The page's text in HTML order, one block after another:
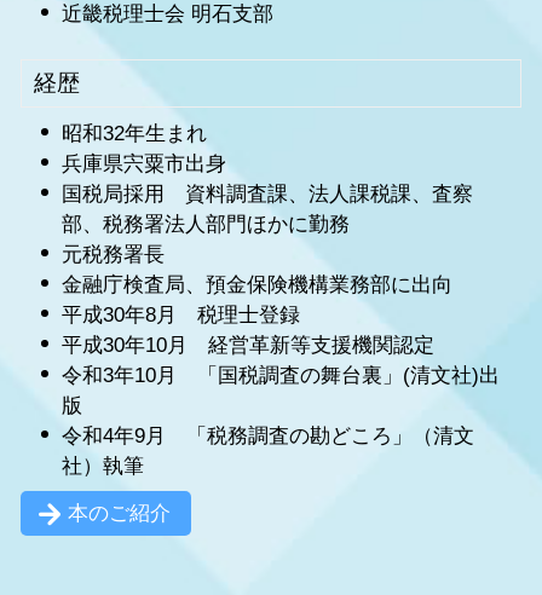
近畿税理士会 明石支部
経歴
昭和32年生まれ
兵庫県宍粟市出身
国税局採用 資料調査課、法人課税課、査察
部、税務署法人部門ほかに勤務
元税務署長
金融庁検査局、預金保険機構業務部に出向
平成30年8月 税理士登録
平成30年10月 経営革新等支援機関認定
令和3年10月 「国税調査の舞台裏」(清文社)出
版
令和4年9月 「税務調査の勘どころ」（清文
社）執筆
本のご紹介